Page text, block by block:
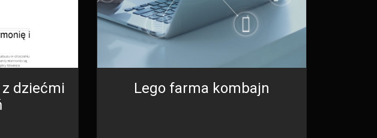
dziećmi
Lego farma kombajn